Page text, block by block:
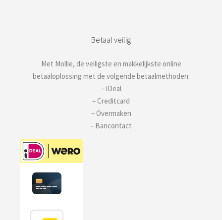
Betaal veilig
Met Mollie, de veiligste en makkelijkste online
betaaloplossing met de volgende betaalmethoden:
– iDeal
– Creditcard
– Overmaken
– Bancontact